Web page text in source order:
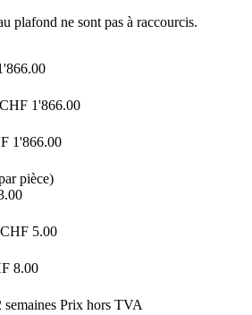
plafond ne sont pas à raccourcis.
CHF 1'866.00
1'866.00
pièce)
CHF 5.00
8.00
Prix hors TVA